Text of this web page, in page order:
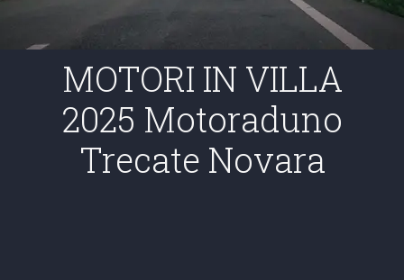
MOTORI IN VILLA
2025 Motoraduno
Trecate Novara